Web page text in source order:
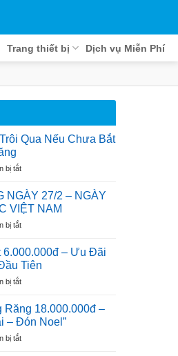
Trang thiết bị Dịch vụ Miễn Phí
Qua Nếu Chưa Bắt
bị tắtở
Để
Hè
Trôi
Qua
Chưa
Bắt
Niềng
NGÀY 27/2 – NGÀY
VIỆT NAM
bị tắtở
MỪNG
NGÀY
27/2
–
THẦY
THUỐC
NAM
6.000.000đ – Ưu Đãi
Tiên
bị tắtở
Implant
6.000.000đ
–
Ưu
18.000.000đ –
– Đón Noel”
bị tắtở